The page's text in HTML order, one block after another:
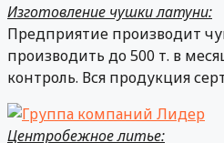
Изготовление чушки латуни:
Предприятие производит
производить до 500 т. в
контроль. Вся продукция
Центробежное литье: